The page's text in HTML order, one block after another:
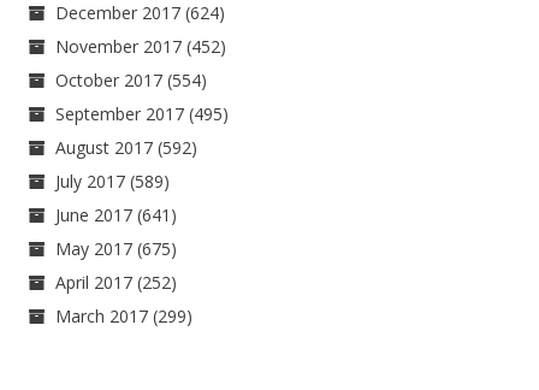
December 2017 (624)
November 2017 (452)
October 2017 (554)
September 2017 (495)
August 2017 (592)
July 2017 (589)
June 2017 (641)
May 2017 (675)
April 2017 (252)
March 2017 (299)